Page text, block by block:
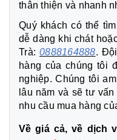
thân thiện và nhanh
Quý khách có thể
dễ dàng khi chát
Trà: 0888164888.
hàng của chúng tôi
nghiệp. Chúng tôi
lâu năm và sẽ tư
nhu cầu mua hàng
Về giá cả, về dịch